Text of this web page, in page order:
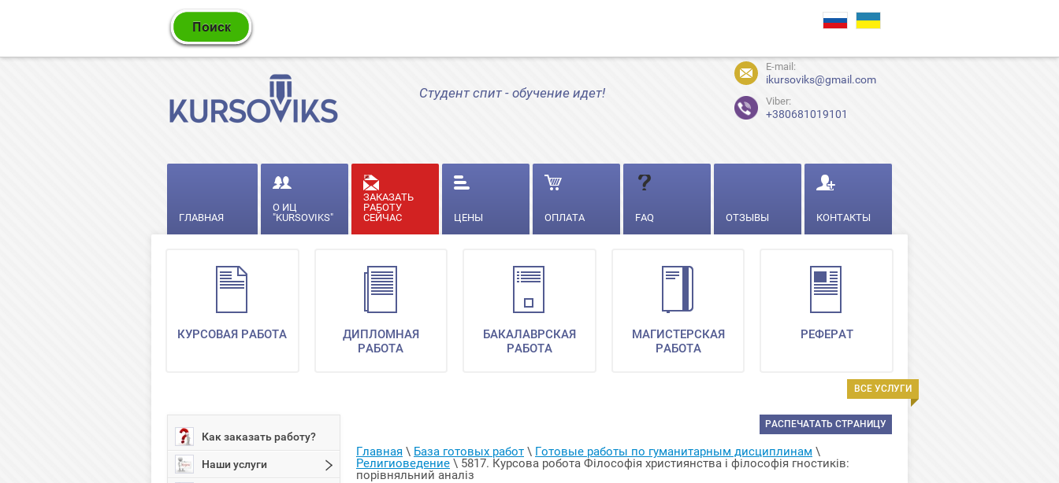
Студент спит - обучение идет!
E-mail:
ikursoviks@gmail.com
Viber:
+380681019101
ГЛАВНАЯ
О ИЦ
"KURSOVIKS"
ЗАКАЗАТЬ
РАБОТУ
СЕЙЧАС
ЦЕНЫ ОПЛАТА FAQ ОТЗЫВЫ КОНТАКТЫ
ВСЕ УСЛУГИ
КУРСОВАЯ РАБОТА
ДИПЛОМНАЯ
РАБОТА
БАКАЛАВРСКАЯ
РАБОТА
МАГИСТЕРСКАЯ
РАБОТА
РЕФЕРАТ
Как заказать работу?
Наши услуги
РАСПЕЧАТАТЬ СТРАНИЦУ
Главная \ База готовых работ \ Готовые работы по гуманитарным дисциплинам
Религиоведение \ 5817. Курсова робота Філософія християнства і філософія гностиків:
порівняльний аналіз